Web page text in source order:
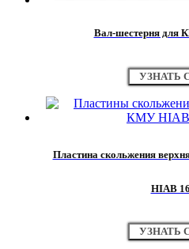
Вал-шестерня для
УЗНАТЬ
Пластина скольжения
HIAB
УЗНАТЬ